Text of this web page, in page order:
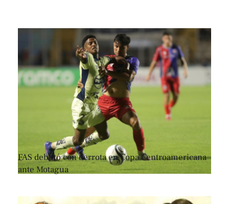
FAS debutó con derrota en Copa Centroamericana
ante Motagua